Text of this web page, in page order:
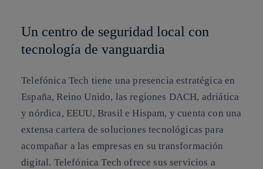
Un centro de seguridad local con
tecnología de vanguardia
Telefónica Tech tiene una presencia estratégica en
España, Reino Unido, las regiones DACH, adriática
y nórdica, EEUU, Brasil e Hispam, y cuenta con una
extensa cartera de soluciones tecnológicas para
acompañar a las empresas en su transformación
digital. Telefónica Tech ofrece sus servicios a